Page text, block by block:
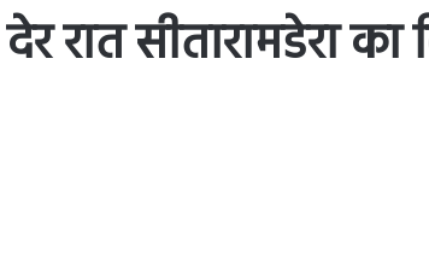
रात सीतारामडेरा